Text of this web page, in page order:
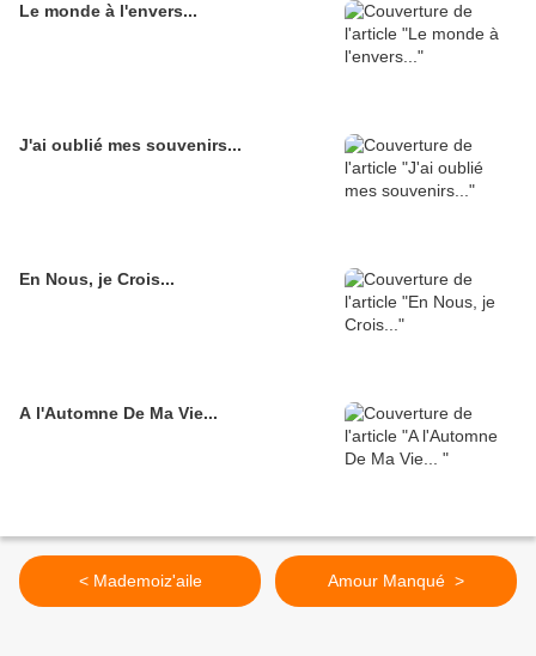
Le monde à l'envers...
J'ai oublié mes souvenirs...
En Nous, je Crois...
A l'Automne De Ma Vie...
< Mademoiz'aile Amour Manqué >